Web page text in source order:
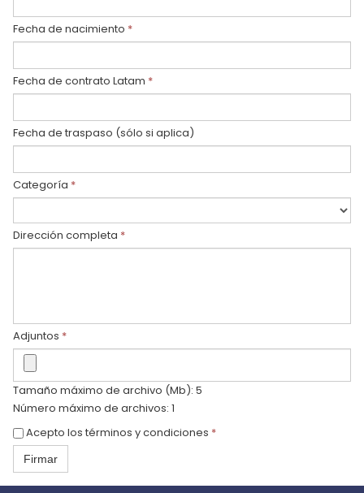
Fecha de nacimiento *
Fecha de contrato Latam *
Fecha de traspaso (sólo si aplica)
Categoría *
Dirección completa *
Adjuntos *
Tamaño máximo de archivo (Mb): 5
Número máximo de archivos: 1
Acepto los términos y condiciones *
Firmar